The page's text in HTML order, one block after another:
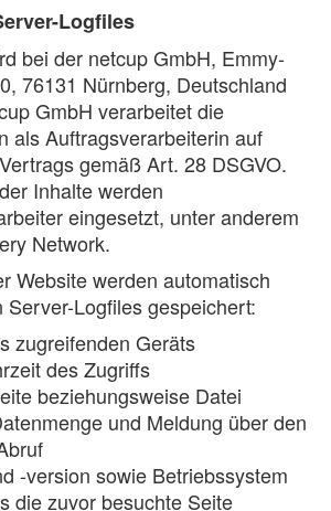
Logfiles
bei der netcup GmbH, Emmy-
76131 Nürnberg, Deutschland
GmbH verarbeitet die
als Auftragsverarbeiterin auf
gemäß Art. 28 DSGVO.
Inhalte werden
eingesetzt, unter anderem
Network.
Website werden automatisch
Logfiles gespeichert:
zugreifenden Geräts
des Zugriffs
beziehungsweise Datei
und Meldung über den
-version sowie Betriebssystem
die zuvor besuchte Seite